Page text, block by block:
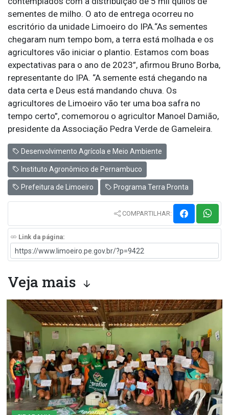
sementes de milho. O ato de entrega ocorreu no
escritório da unidade Limoeiro do IPA.“As sementes
chegaram num tempo bom, a terra está molhada e os
agricultores vão iniciar o plantio. Estamos com boas
expectativas para o ano de 2023”, afirmou Bruno Borba,
representante do IPA. “A semente está chegando na
data certa e Deus está mandando chuva. Os
agricultores de Limoeiro vão ter uma boa safra no
tempo certo”, comemorou o agricultor Manoel Damião,
presidente da Associação Pedra Verde de Gameleira.
Desenvolvimento Agrícola e Meio Ambiente
Instituto Agronômico de Pernambuco
Prefeitura de Limoeiro Programa Terra Pronta
COMPARTILHAR:
Link da página:
Veja mais